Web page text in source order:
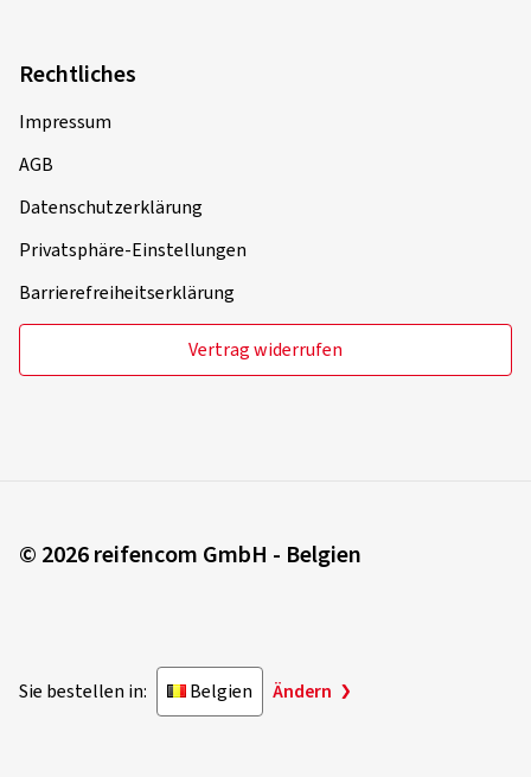
Rechtliches
Impressum
AGB
Datenschutzerklärung
Privatsphäre-Einstellungen
Barrierefreiheitserklärung
Vertrag widerrufen
© 2026 reifencom GmbH - Belgien
Sie bestellen in: Belgien Ändern